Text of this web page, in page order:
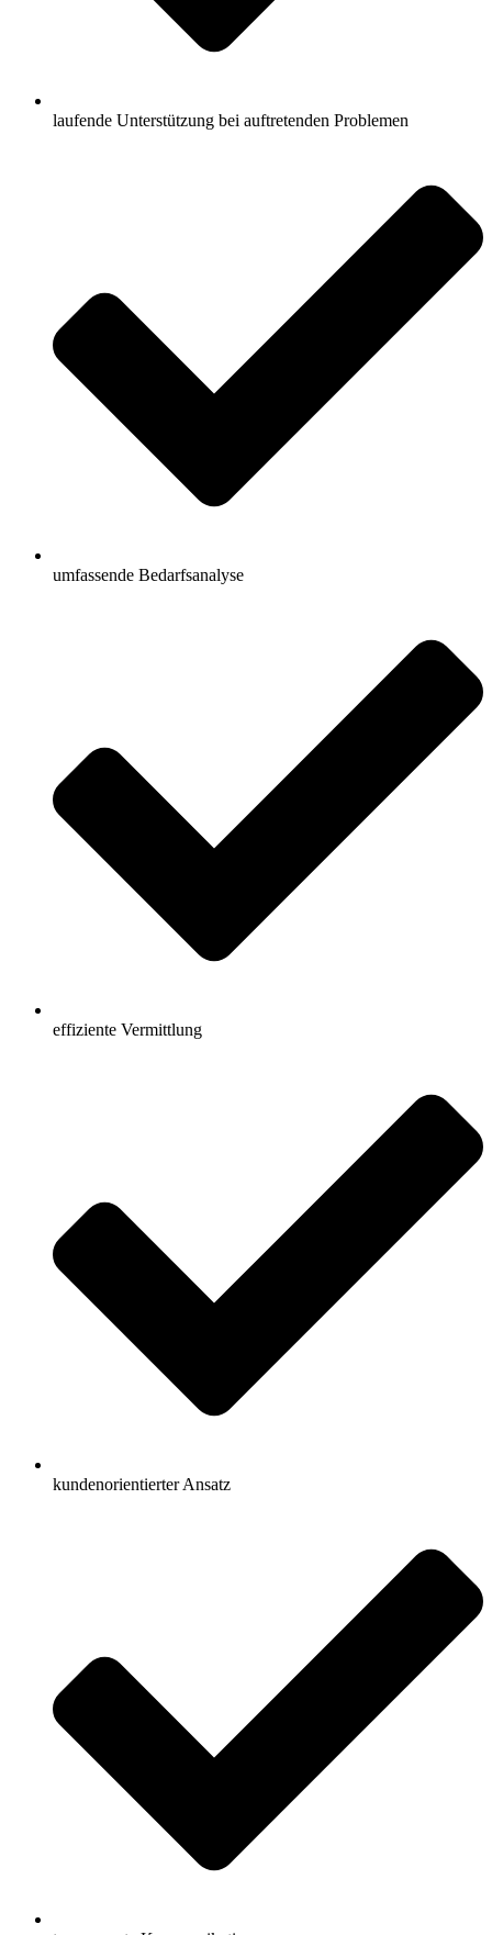
laufende Unterstützung bei auftretenden Problemen
umfassende Bedarfsanalyse
effiziente Vermittlung
kundenorientierter Ansatz